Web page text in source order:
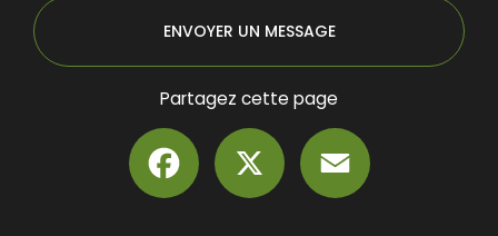
ENVOYER UN MESSAGE
Partagez cette page
Facebook